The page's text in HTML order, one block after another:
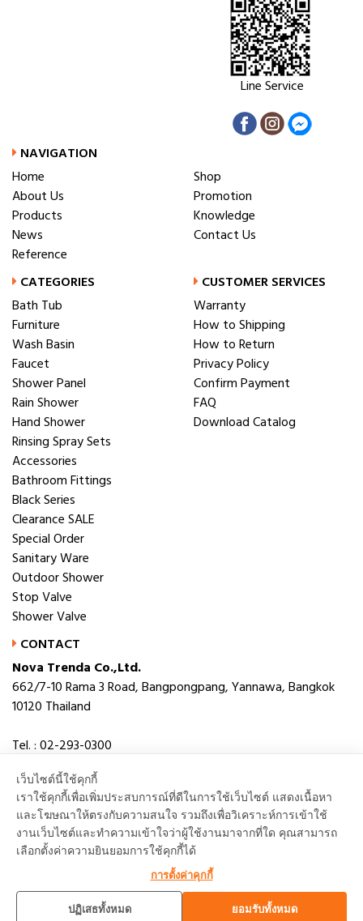
Line Service
NAVIGATION
Home
About Us
Products
News
Reference
Shop
Promotion
Knowledge
Contact Us
CATEGORIES
Bath Tub
Furniture
Wash Basin
Faucet
Shower Panel
Rain Shower
Hand Shower
Rinsing Spray Sets
Accessories
Bathroom Fittings
Black Series
Clearance SALE
Special Order
Sanitary Ware
Outdoor Shower
Stop Valve
Shower Valve
CUSTOMER SERVICES
Warranty
How to Shipping
How to Return
Privacy Policy
Confirm Payment
FAQ
Download Catalog
CONTACT
Nova Trenda Co.,Ltd.
662/7-10 Rama 3 Road, Bangpongpang, Yannawa, Bangkok
10120 Thailand
Tel. : 02-293-0300
E-mail : novabath@novatrenda.co.th
เว็บไซต์นี้ใช้คุกกี้
เราใช้คุกกี้เพื่อเพิ่มประสบการณ์ที่ดีในการใช้เว็บไซต์ แสดงเนื้อหา
และโฆษณาให้ตรงกับความสนใจ รวมถึงเพื่อวิเคราะห์การเข้าใช้
งานเว็บไซต์และทำความเข้าใจว่าผู้ใช้งานมาจากที่ใด คุณสามารถ
เลือกตั้งค่าความยินยอมการใช้คุกกี้ได้
การตั้งค่าคุกกี้
ปฏิเสธทั้งหมด ยอมรับทั้งหมด